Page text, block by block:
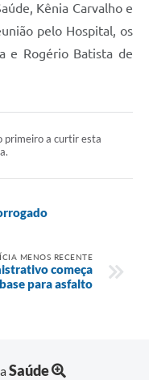
Kênia Carvalho e
pelo Hospital, os
e Rogério Batista de
primeiro a curtir esta
MENOS RECENTE
começa
para asfalto
Saúde